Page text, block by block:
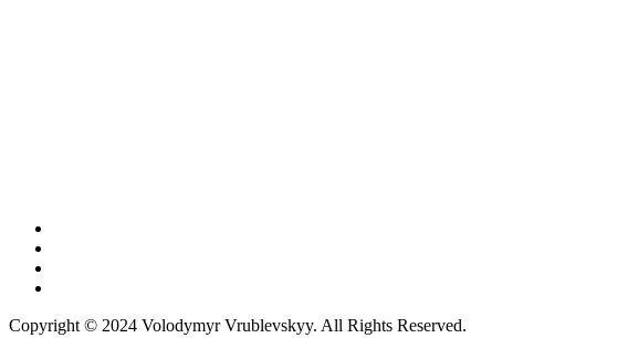
Copyright © 2024 Volodymyr Vrublevskyy. All Rights Reserved.